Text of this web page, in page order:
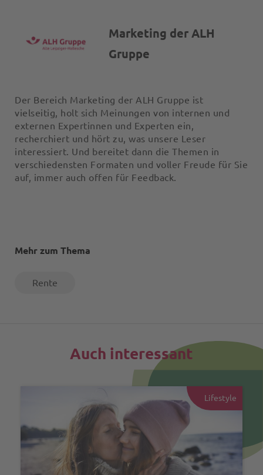
Marketing der ALH
Gruppe
Der Bereich Marketing der ALH Gruppe ist
vielseitig, holt sich Meinungen von internen und
externen Expertinnen und Experten ein,
recherchiert und hört zu, was unsere Leser
interessiert. Und bereitet dann die Themen in
verschiedensten Formaten und voller Freude für Sie
auf, immer auch offen für Feedback.
Mehr zum Thema
Rente
Auch interessant
Lifestyle